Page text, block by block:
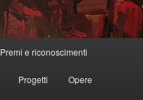
Premi e riconoscimenti
Progetti Opere